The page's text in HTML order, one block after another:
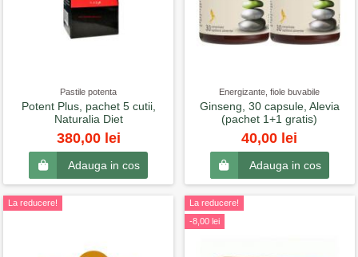
Pastile potenta
Potent Plus, pachet 5 cutii,
Naturalia Diet
380,00 lei
Adauga in cos
Energizante, fiole buvabile
Ginseng, 30 capsule, Alevia
(pachet 1+1 gratis)
40,00 lei
Adauga in cos
La reducere!
La reducere!
-8,00 lei